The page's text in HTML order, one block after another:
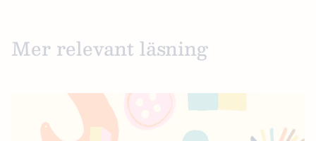
Mer relevant läsning